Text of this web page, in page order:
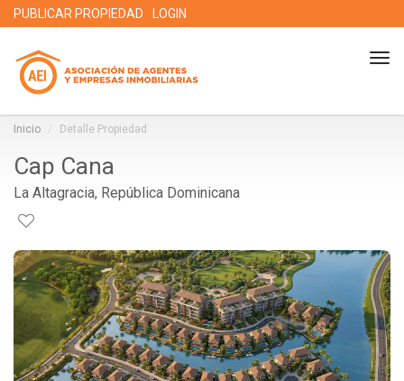
PUBLICAR PROPIEDAD LOGIN
Inicio Detalle Propiedad
Cap Cana
La Altagracia, República Dominicana